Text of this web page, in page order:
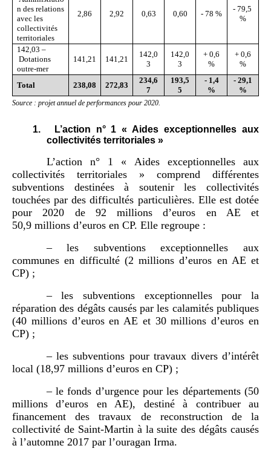
n des relations
avec les
collectivités
territoriales
2,86 2,92 0,63 0,60 - 78 %
- 79,5
%
142,03 –
Dotations
outre-mer
141,21 141,21
142,0
3
142,0
3
+ 0,6
%
+ 0,6
%
Total 238,08 272,83
234,6
7
193,5
5
- 1,4
%
- 29,1
%
Source : projet annuel de performances pour 2020.
1.
L’action n° 1 « Aides exceptionnelles aux
collectivités territoriales »
L’action n° 1 « Aides exceptionnelles aux
collectivités territoriales » comprend différentes
subventions destinées à soutenir les collectivités
touchées par des difficultés particulières. Elle est dotée
pour 2020 de 92 millions d’euros en AE et
50,9 millions d’euros en CP. Elle regroupe :
– les subventions exceptionnelles aux
communes en difficulté (2 millions d’euros en AE et
CP) ;
– les subventions exceptionnelles pour la
réparation des dégâts causés par les calamités publiques
(40 millions d’euros en AE et 30 millions d’euros en
CP) ;
– les subventions pour travaux divers d’intérêt
local (18,97 millions d’euros en CP) ;
– le fonds d’urgence pour les départements (50
millions d’euros en AE), destiné à contribuer au
financement des travaux de reconstruction de la
collectivité de Saint-Martin à la suite des dégâts causés
à l’automne 2017 par l’ouragan Irma.